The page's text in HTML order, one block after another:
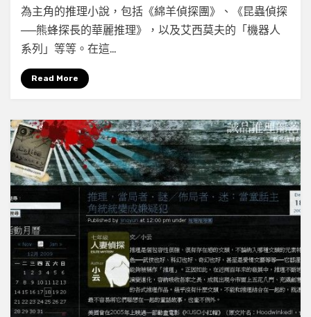
理
館
偶
成
為
硬
漢
偵
探
為主角的推理小說，包括《綿羊偵探團》、《昆蟲偵探
──熊蜂探長的華麗推理》，以及艾西莫夫的「機器人
系列」等等。在這…
Read More